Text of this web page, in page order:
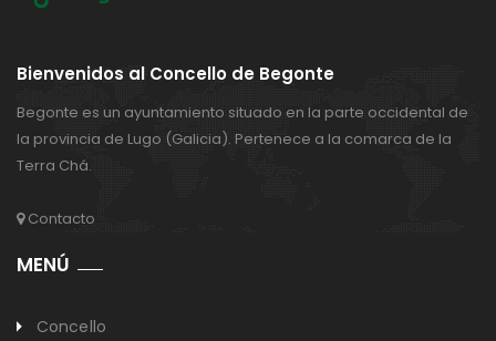
Bienvenidos al Concello de Begonte
Begonte es un ayuntamiento situado en la parte occidental de
la provincia de Lugo (Galicia). Pertenece a la comarca de la
Terra Chá.
Contacto
MENÚ
Concello